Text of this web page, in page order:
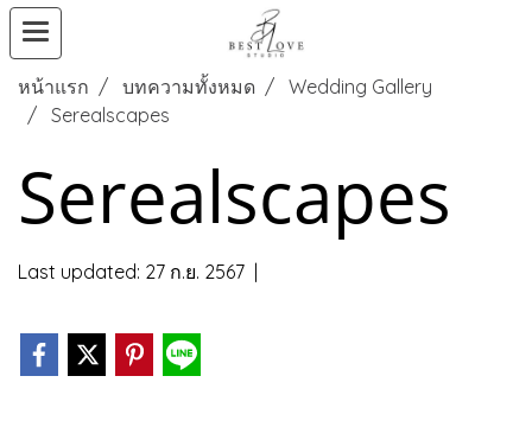
หน้าแรก บทความทั้งหมด
Wedding Gallery
Serealscapes
Serealscapes
Last updated: 27 ก.ย. 2567